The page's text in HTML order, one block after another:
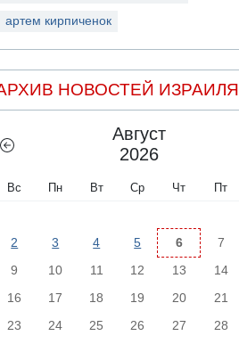
артем кирпиченок
НОВОСТЕЙ ИЗРАИЛЯ
Август
2026
Вс Пн Вт Ср Чт Пт
2
3 4 5 6 7
9
10 11 12 13 14
16
17 18 19 20 21
23
24 25 26 27 28